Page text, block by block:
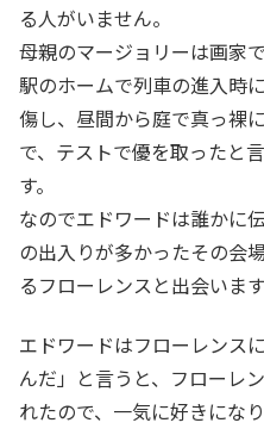
る人がいません。
母親のマージョリーは画家
駅のホームで列車の進入時
傷し、昼間から庭で真っ裸
で、テストで優を取ったと
す。
なのでエドワードは誰かに
の出入りが多かったその会
るフローレンスと出会います
エドワードはフローレンス
んだ」と言うと、フローレ
れたので、一気に好きになり